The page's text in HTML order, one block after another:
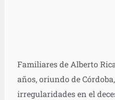
Familiares de Alberto
años, oriundo de
irregularidades en el